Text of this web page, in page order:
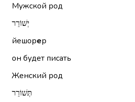
Мужской род
יְשׁוֹרֵר
йешорер
он будет писать
Женский род
תְּשׁוֹרֵר